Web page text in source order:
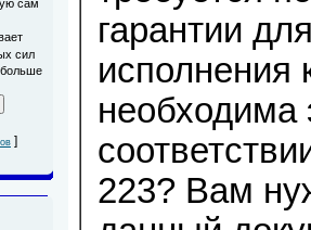
сам
сил
больше
]
гарантии
исполнения
необходима
223? Вам